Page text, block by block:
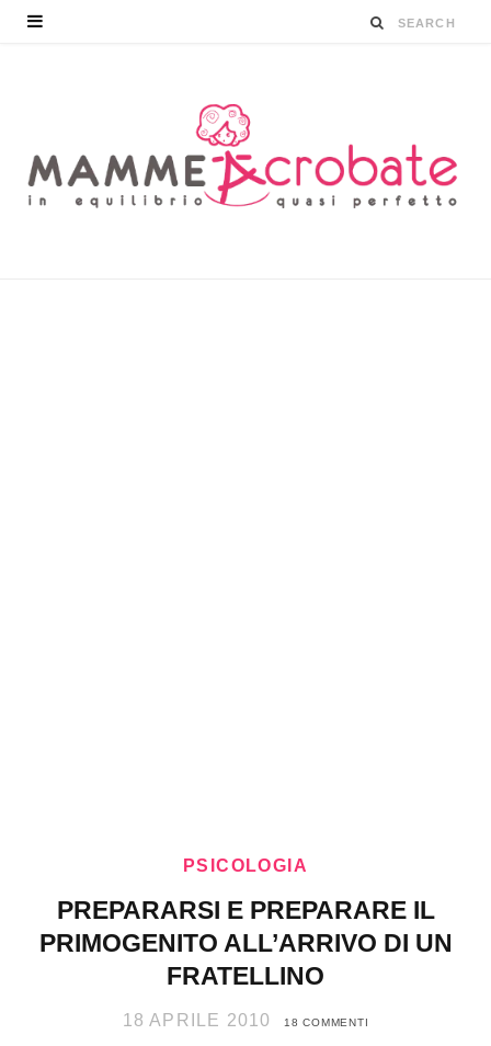
PSICOLOGIA
PREPARARSI E PREPARARE IL
PRIMOGENITO ALL’ARRIVO DI UN
FRATELLINO
18 APRILE 2010 18 COMMENTI